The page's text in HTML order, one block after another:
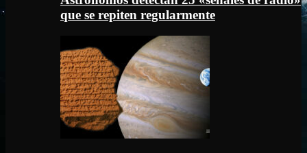
que se repiten regularmente